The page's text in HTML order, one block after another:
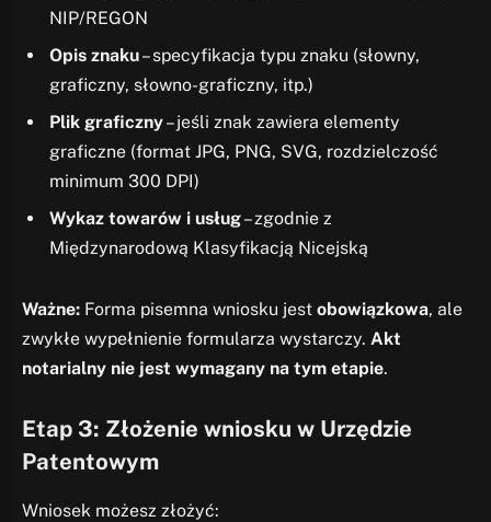
NIP/REGON
Opis znaku– specyfikacja typu znaku (słowny,
graficzny, słowno-graficzny, itp.)
Plik graficzny– jeśli znak zawiera elementy
graficzne (format JPG, PNG, SVG, rozdzielczość
minimum 300 DPI)
Wykaz towarów i usług– zgodnie z
Międzynarodową Klasyfikacją Nicejską
Ważne: Forma pisemna wniosku jest obowiązkowa, ale
zwykłe wypełnienie formularza wystarczy. Akt
notarialny nie jest wymagany na tym etapie.
Etap 3: Złożenie wniosku w Urzędzie
Patentowym
Wniosek możesz złożyć: